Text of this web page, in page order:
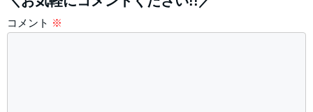
コメント ※